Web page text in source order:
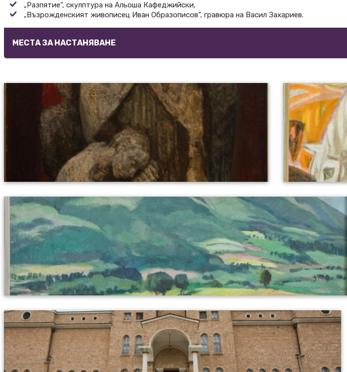
„Разпятие“, скулптура на Альоша Кафеджийски,
„Възрожденският живописец Иван Образописов“, гравюра на Васил Захариев.
МЕСТА ЗА НАСТАНЯВАНЕ